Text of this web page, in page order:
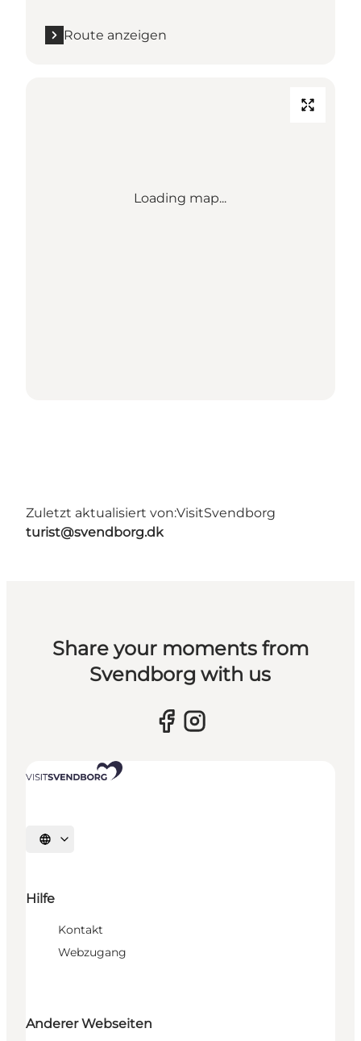
Route anzeigen
Loading map...
Zuletzt aktualisiert von:VisitSvendborg
turist@svendborg.dk
Share your moments from
Svendborg with us
Sprache auswählen
Hilfe
Kontakt
Webzugang
Anderer Webseiten